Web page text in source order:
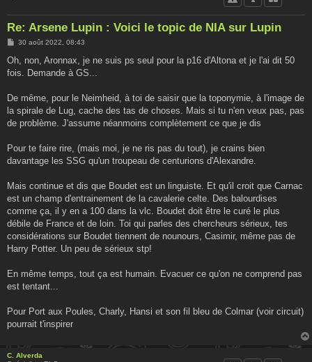
Re: Arsene Lupin : Voici le topic de NIA sur Lupin
M
s
a
30 août 2022, 08:43
Oh, non, Aronnax, je ne suis ps seul pour la p16 d'Altona et je l'ai dit 50
fois. Demande à GS...
De même, pour le Neimheid, à toi de saisir que la toponymie, à l'image de
la spirale de Lug, cache des tas de choses. Mais si tu n'en veux pas, pas
de problème. J'assume néanmoins complètement ce que je dis
Pour te faire rire, (mais moi, je ne ris pas du tout), je crains bien
davantage les SSG qu'un troupeau de centurions d'Alexandre.
Mais continue et dis que Boudet est un linguiste. Et qu'il croit que Carnac
est un champ d'entrainement de la cavalerie celte. Des balourdises
comme ça, il y en a 100 dans la vlc. Boudet doit être le curé le plus
débile de France et de loin. Toi qui parles des chercheurs sérieux, tes
considérations sur Boudet tiennent de nounours, Casimir, même pas de
Harry Potter. Un peu de sérieux stp!
En même temps, tout ça est humain. Evacuer ce qu'on ne comprend pas
est tentant...
Pour Port aux Poules, Charly, Hansi et son fil bleu de Colmar (voir circuit)
pourrait t'inspirer
C. Alverda